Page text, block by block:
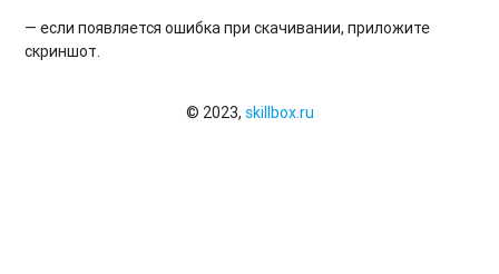
— если появляется ошибка при скачивании, приложите
скриншот.
© 2023, skillbox.ru